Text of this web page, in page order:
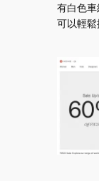
有白色
可以輕鬆